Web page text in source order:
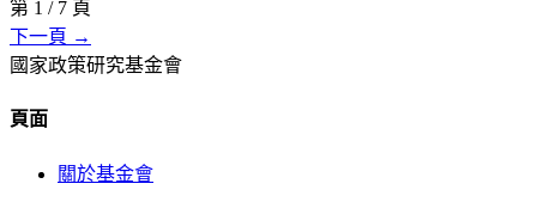
第 1 / 7 頁
下一頁 →
國家政策研究基金會
頁面
關於基金會